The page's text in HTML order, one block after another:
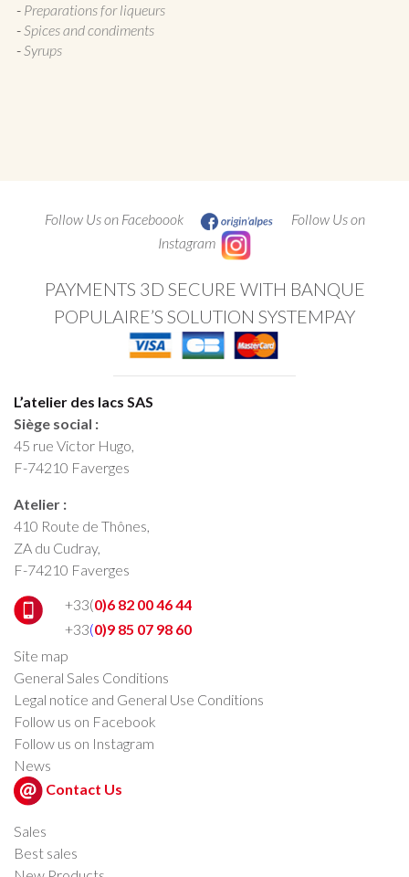
Preparations for liqueurs
Spices and condiments
Syrups
Follow Us on Faceboook
Follow Us on
Instagram
PAYMENTS 3D SECURE WITH BANQUE
POPULAIRE’S SOLUTION SYSTEMPAY
L’atelier des lacs SAS
Siège social :
45 rue Victor Hugo,
F-74210 Faverges
Atelier :
410 Route de Thônes,
ZA du Cudray,
F-74210 Faverges
+33(0)6 82 00 46 44
+33(0)9 85 07 98 60
Site map
General Sales Conditions
Legal notice and General Use Conditions
Follow us on Facebook
Follow us on Instagram
News
Contact Us
Sales
Best sales